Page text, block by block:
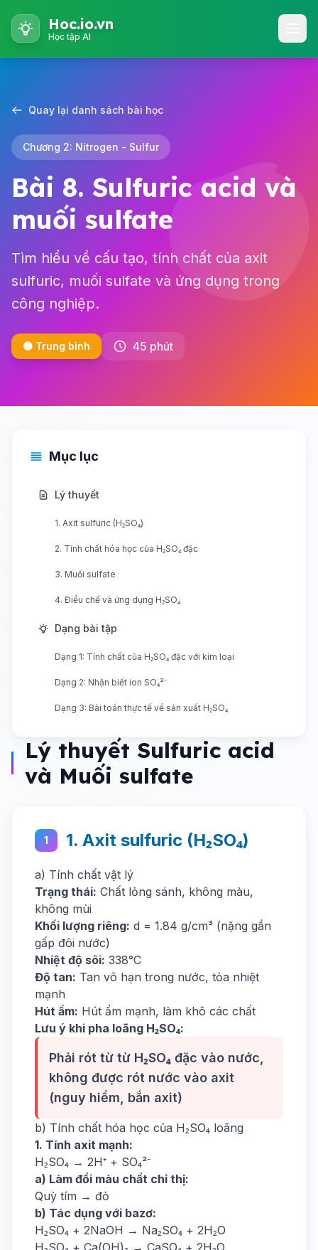
Hoc.io.vn
Học tập AI
Quay lại danh sách bài học
Chương 2: Nitrogen - Sulfur
Bài 8. Sulfuric acid và
muối sulfate
Tìm hiểu về cấu tạo, tính chất của axit
sulfuric, muối sulfate và ứng dụng trong
công nghiệp.
🟡 Trung bình 45 phút
Mục lục
Lý thuyết
1. Axit sulfuric (H₂SO₄)
2. Tính chất hóa học của H₂SO₄ đặc
3. Muối sulfate
4. Điều chế và ứng dụng H₂SO₄
Dạng bài tập
Dạng 1: Tính chất của H₂SO₄ đặc với kim loại
Dạng 2: Nhận biết ion SO₄²⁻
Dạng 3: Bài toán thực tế về sản xuất H₂SO₄
Lý thuyết Sulfuric acid
và Muối sulfate
1 1. Axit sulfuric (H₂SO₄)
a) Tính chất vật lý
Trạng thái: Chất lỏng sánh, không màu,
không mùi
Khối lượng riêng: d = 1.84 g/cm³ (nặng gần
gấp đôi nước)
Nhiệt độ sôi: 338°C
Độ tan: Tan vô hạn trong nước, tỏa nhiệt
mạnh
Hút ẩm: Hút ẩm mạnh, làm khô các chất
Lưu ý khi pha loãng H₂SO₄:
Phải rót từ từ H₂SO₄ đặc vào nước,
không được rót nước vào axit
(nguy hiểm, bắn axit)
b) Tính chất hóa học của H₂SO₄ loãng
1. Tính axit mạnh:
H₂SO₄ → 2H⁺ + SO₄²⁻
a) Làm đổi màu chất chỉ thị:
Quỳ tím → đỏ
b) Tác dụng với bazơ:
H₂SO₄ + 2NaOH → Na₂SO₄ + 2H₂O
H₂SO₄ + Ca(OH)₂ → CaSO₄ + 2H₂O